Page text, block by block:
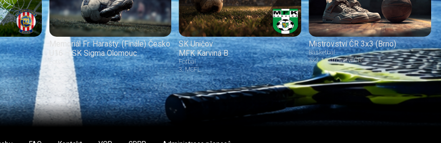
Memoriál Fr. Harašty: (Finále) Česko
U16 – SK Sigma Olomouc
Fotbal
SK Uničov
MFK Karviná B
Fotbal
3. MSFL
Mistrovství ČR 3x3 (Brno)
Basketbal
3x3 Mistrovství ČR